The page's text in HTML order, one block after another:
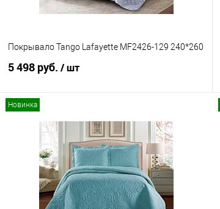
Покрывало Tango Lafayette MF2426-129 240*260
5 498 руб. / шт
Купить в 1 клик
Сравнение
В избранное
В наличии
Новинка